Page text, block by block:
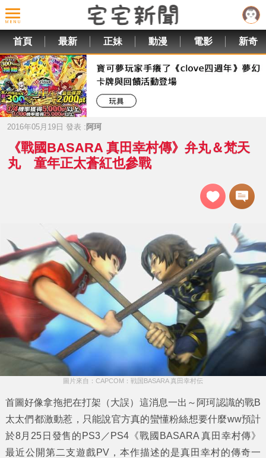
首頁 最新 正妹 動漫 電影 新奇
2016年05月19日 發表 : 阿珂
《戰國BASARA 真田幸村傳》弁丸＆梵天
丸 童年正太蒼紅也參戰
圖片來自：CAPCOM：戦国BASARA 真田幸村伝
首圖好像拿拖把在打架（大誤）這消息一出～阿珂認識的戰B
太太們都激動惹，只能說官方真的蠻懂粉絲想要什麼ww預計
於8月25日發售的PS3／PS4《戰國BASARA 真田幸村傳》
最近公開第二支遊戲PV，本作描述的是真田幸村的傳奇一